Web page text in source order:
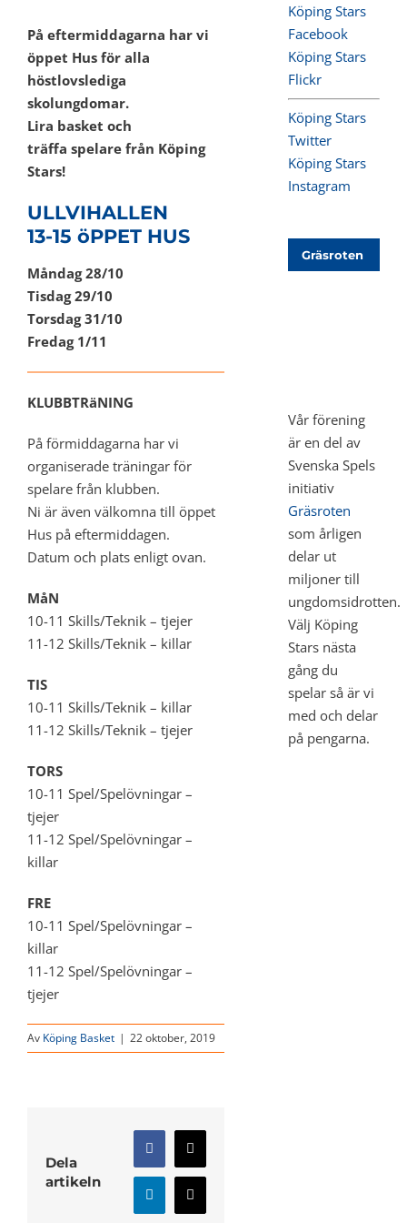
På eftermiddagarna har vi
öppet Hus för alla
höstlovslediga
skolungdomar.
Lira basket och
träffa spelare från Köping
Stars!
ULLVIHALLEN
13-15 öPPET HUS
Måndag 28/10
Tisdag 29/10
Torsdag 31/10
Fredag 1/11
KLUBBTRäNING
På förmiddagarna har vi
organiserade träningar för
spelare från klubben.
Ni är även välkomna till öppet
Hus på eftermiddagen.
Datum och plats enligt ovan.
MåN
10-11 Skills/Teknik – tjejer
11-12 Skills/Teknik – killar
TIS
10-11 Skills/Teknik – killar
11-12 Skills/Teknik – tjejer
TORS
10-11 Spel/Spelövningar –
tjejer
11-12 Spel/Spelövningar –
killar
FRE
10-11 Spel/Spelövningar –
killar
11-12 Spel/Spelövningar –
tjejer
Av Köping Basket | 22 oktober, 2019
Dela
artikeln
Facebook
X
LinkedInE-
post
Köping Stars
Facebook
Köping Stars
Flickr
Köping Stars
Twitter
Köping Stars
Instagram
Gräsroten
Vår förening
är en del av
Svenska Spels
initiativ
Gräsroten
som årligen
delar ut
miljoner till
ungdomsidrotten.
Välj Köping
Stars nästa
gång du
spelar så är vi
med och delar
på pengarna.